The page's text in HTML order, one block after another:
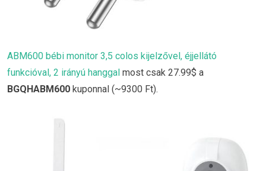
ABM600 bébi monitor 3,5 colos kijelzővel, éjjellátó
funkcióval, 2 irányú hanggal most csak 27.99$ a
BGQHABM600 kuponnal (~9300 Ft).